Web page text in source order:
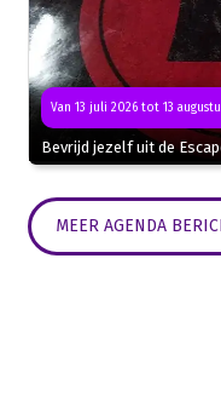
Van 13 juli 2026 tot 13
Bevrijd jezelf uit de
MEER AGENDA